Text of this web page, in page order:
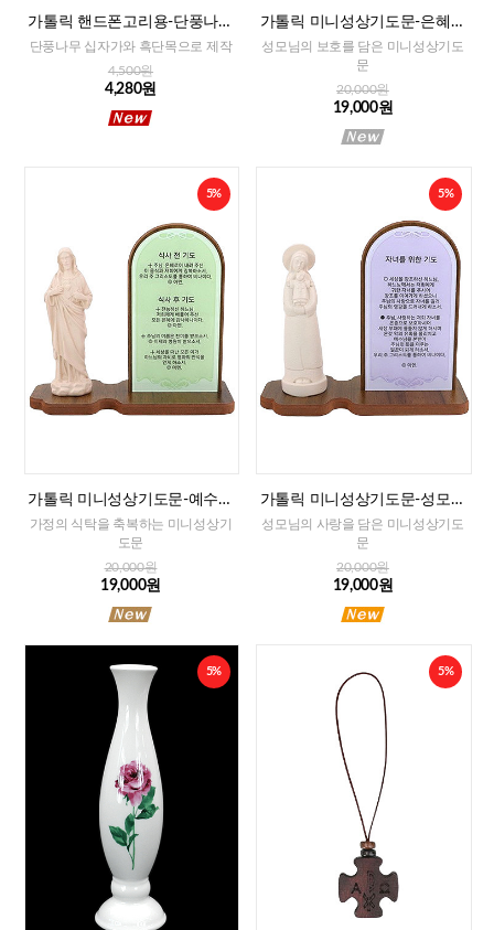
가톨릭 핸드폰고리용-단풍나무
십자가
단풍나무 십자가와 흑단목으로 제작
4,500원
4,280원
가톨릭 미니성상기도문-은혜성
모(가정을 위한 기도)
성모님의 보호를 담은 미니성상기도
문
20,000원
19,000원
5%
가톨릭 미니성상기도문-예수성
심(식사전후 기도)
가정의 식탁을 축복하는 미니성상기
도문
20,000원
19,000원
5%
가톨릭 미니성상기도문-성모자
(자녀를 위한 기도)
성모님의 사랑을 담은 미니성상기도
문
20,000원
19,000원
5% 5%